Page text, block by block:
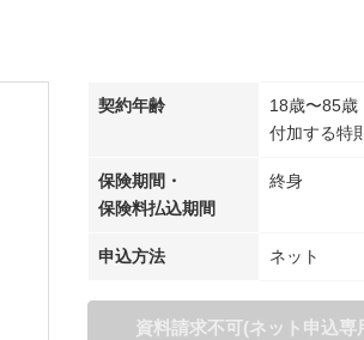
契約年齢
18歳〜85歳
付加する特
保険期間・
保険料払込期間
終身
申込方法 ネット
資料請求不可(ネット申込専